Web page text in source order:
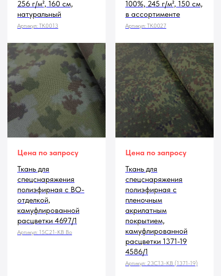
256 г/м², 160 см,
натуральный
Артикул: TK0013
100%, 245 г/м², 150 см,
в ассортименте
Артикул: TK0027
Цена по запросу
Ткань для
спецснаряжения
полиэфирная с ВО-
отделкой,
камуфлированной
расцветки 4697/1
Артикул: 15С21-КВ Во
Цена по запросу
Ткань для
спецснаряжения
полиэфирная с
пленочным
акрилатным
покрытием,
камуфлированной
расцветки 1371-19
4586/1
Артикул: 23С13-КВ (1371-19)